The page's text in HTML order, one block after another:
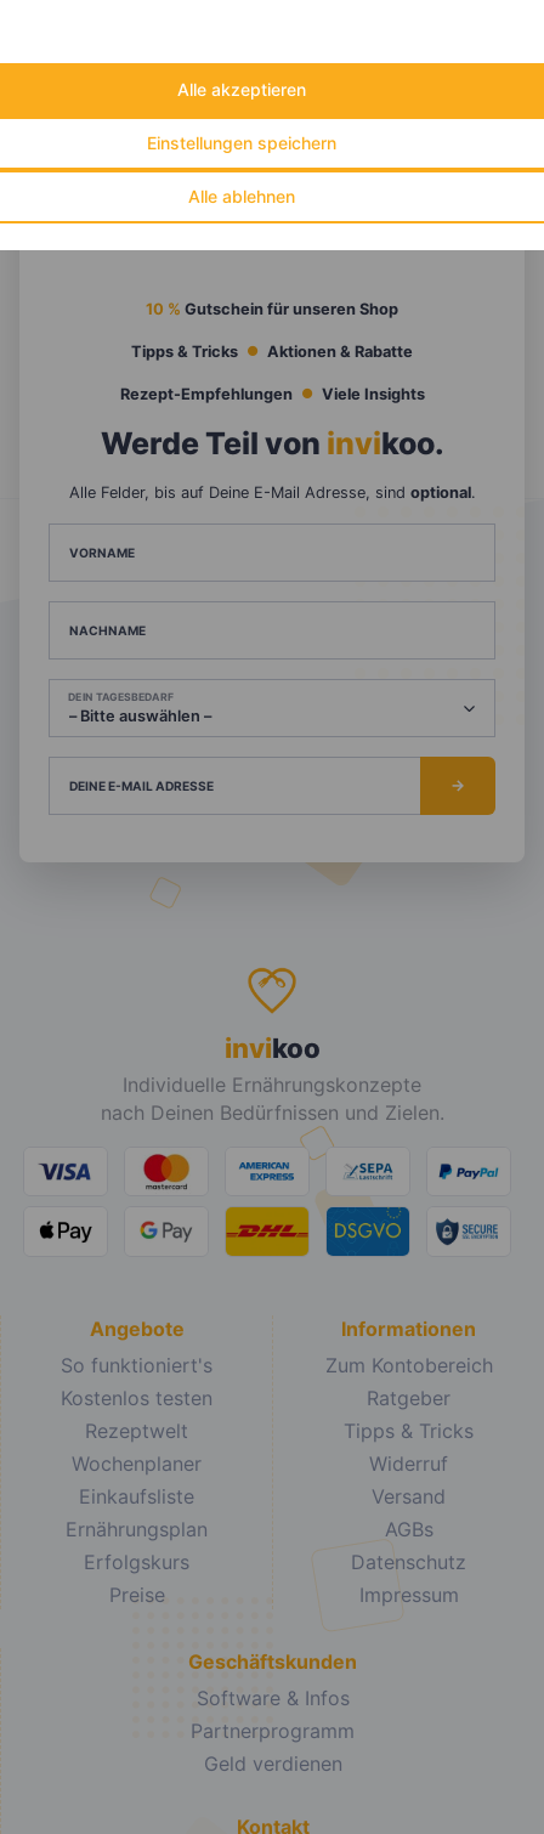
Alle ablehnen
Einstellungen speichern
Alle akzeptieren
10 % Gutschein für unseren Shop
Tipps & Tricks Aktionen & Rabatte
Rezept-Empfehlungen Viele Insights
Werde Teil von invikoo.
Alle Felder, bis auf Deine E-Mail Adresse, sind optional.
VORNAME
NACHNAME
DEIN TAGESBEDARF
DEINE E-MAIL ADRESSE
invikoo
Individuelle Ernährungskonzepte
nach Deinen Bedürfnissen und Zielen.
Angebote
So funktioniert's
Kostenlos testen
Rezeptwelt
Wochenplaner
Einkaufsliste
Ernährungsplan
Erfolgskurs
Preise
Informationen
Zum Kontobereich
Ratgeber
Tipps & Tricks
Widerruf
Versand
AGBs
Datenschutz
Impressum
Geschäftskunden
Software & Infos
Partnerprogramm
Geld verdienen
Kontakt